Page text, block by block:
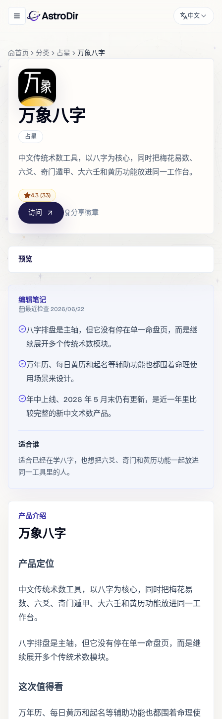
Toggle navigation menu
AstroDir 中文
首页 分类 占星 万象八字
万象八字
占星
中文传统术数工具，以八字为核心，同时把梅花易数、
六爻、奇门遁甲、大六壬和黄历功能放进同一工作台。
4.3 (33)
访问 分享徽章
预览
编辑笔记
最近检查 2026/06/22
八字排盘是主轴，但它没有停在单一命盘页，而是继
续展开多个传统术数模块。
万年历、每日黄历和起名等辅助功能也都围着命理使
用场景来设计。
年中上线、2026 年 5 月末仍有更新，是近一年里比
较完整的新中文术数产品。
适合谁
适合已经在学八字，也想把六爻、奇门和黄历功能一起放进
同一工具里的人。
产品介绍
万象八字
产品定位
中文传统术数工具，以八字为核心，同时把梅花易
数、六爻、奇门遁甲、大六壬和黄历功能放进同一工
作台。
八字排盘是主轴，但它没有停在单一命盘页，而是继
续展开多个传统术数模块。
这次值得看
万年历、每日黄历和起名等辅助功能也都围着命理使